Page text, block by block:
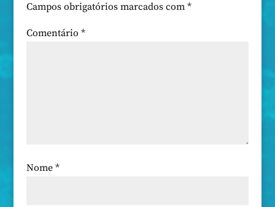
Campos obrigatórios marcados com *
Comentário *
Nome *